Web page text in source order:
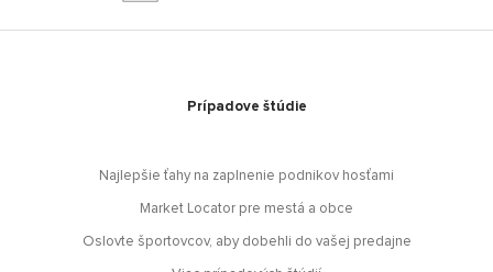
Prípadove štúdie
Najlepšie ťahy na zaplnenie podnikov hosťami
Market Locator pre mestá a obce
Oslovte športovcov, aby dobehli do vašej predajne